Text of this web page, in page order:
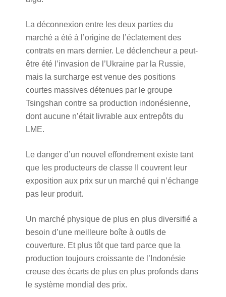
La déconnexion entre les deux parties du
marché a été à l’origine de l’éclatement des
contrats en mars dernier. Le déclencheur a peut-
être été l’invasion de l’Ukraine par la Russie,
mais la surcharge est venue des positions
courtes massives détenues par le groupe
Tsingshan contre sa production indonésienne,
dont aucune n’était livrable aux entrepôts du
LME.
Le danger d’un nouvel effondrement existe tant
que les producteurs de classe II couvrent leur
exposition aux prix sur un marché qui n’échange
pas leur produit.
Un marché physique de plus en plus diversifié a
besoin d’une meilleure boîte à outils de
couverture. Et plus tôt que tard parce que la
production toujours croissante de l’Indonésie
creuse des écarts de plus en plus profonds dans
le système mondial des prix.